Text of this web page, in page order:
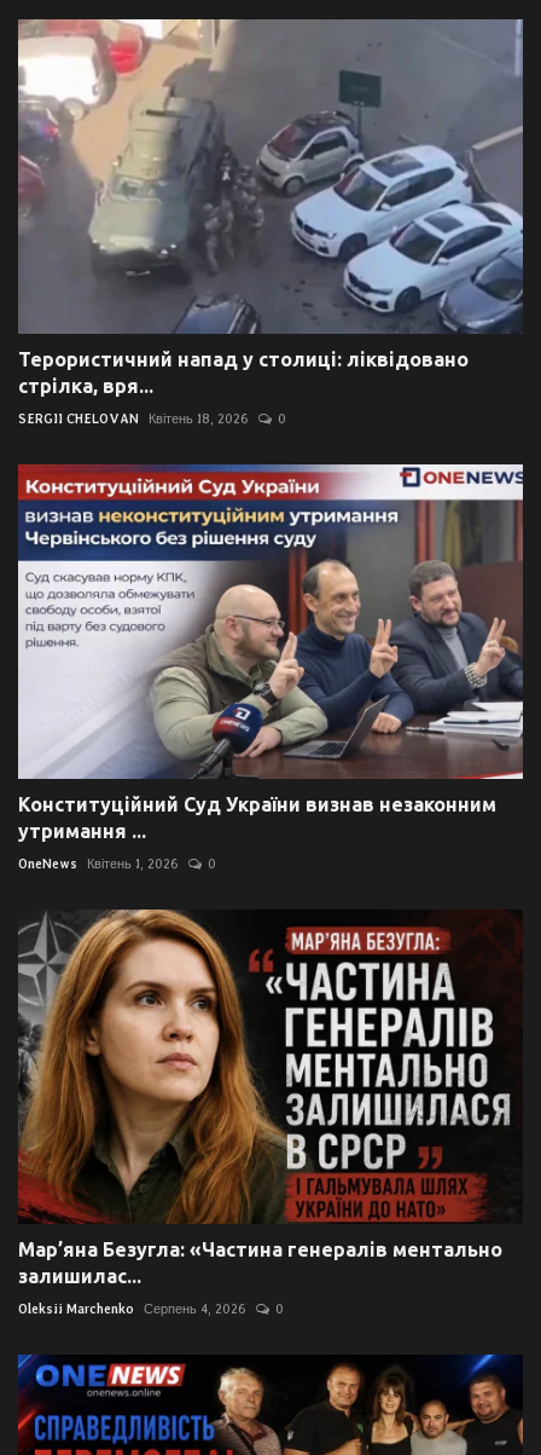
Терористичний напад у столиці: ліквідовано
стрілка, вря...
SERGII CHELOVAN Квітень 18, 2026 0
Конституційний Суд України визнав незаконним
утримання ...
OneNews Квітень 1, 2026 0
Мар’яна Безугла: «Частина генералів ментально
залишилас...
Oleksii Marchenko Серпень 4, 2026 0